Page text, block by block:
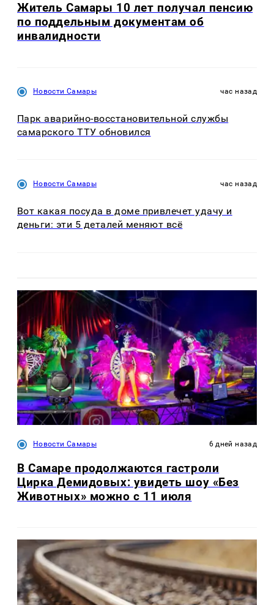
Житель Самары 10 лет получал пенсию
по поддельным документам об
инвалидности
Новости Самары час назад
Парк аварийно-восстановительной службы
самарского ТТУ обновился
Новости Самары час назад
Вот какая посуда в доме привлечет удачу и
деньги: эти 5 деталей меняют всё
Новости Самары 6 дней назад
В Самаре продолжаются гастроли
Цирка Демидовых: увидеть шоу «Без
Животных» можно с 11 июля